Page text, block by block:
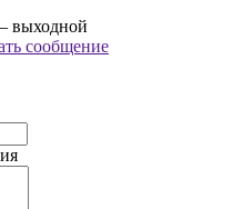
выходной
сообщение